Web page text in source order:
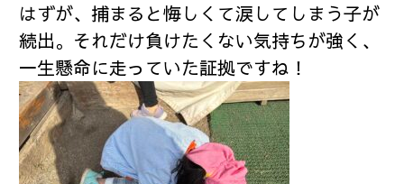
はずが、捕まると悔しくて涙してしまう子が
続出。それだけ負けたくない気持ちが強く、
一生懸命に走っていた証拠ですね！